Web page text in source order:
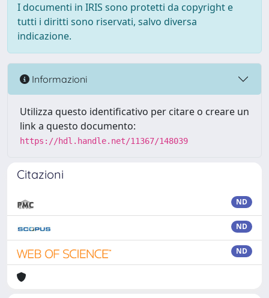
I documenti in IRIS sono protetti da copyright e
tutti i diritti sono riservati, salvo diversa
indicazione.
Informazioni
Utilizza questo identificativo per citare o creare un
link a questo documento:
https://hdl.handle.net/11367/148039
Citazioni
ND
ND
ND